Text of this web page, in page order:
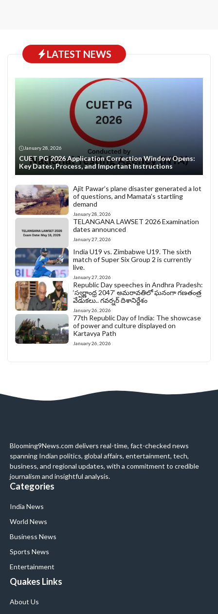
LATEST NEWS
January 28, 2026
CUET PG 2026 Application Correction Window Opens:
Key Dates, Process, and Important Instructions
Ajit Pawar’s plane disaster generated a lot
of questions, and Mamata’s startling
demand
January 28, 2026
TELANGANA LAWSET 2026 Examination
dates announced
January 27, 2026
India U19 vs. Zimbabwe U19. The sixth
match of Super Six Group 2 is currently
live.
January 27, 2026
Republic Day speeches in Andhra Pradesh:
‘స్వర్ణాంధ్ర 2047’ అమరావతిలో ఘనంగా గణతంత్ర
వేడుకలు.. గవర్నర్ దిశానిర్దేశం
January 26, 2026
77th Republic Day of India: The showcase
of power and culture displayed on
Kartavya Path
January 26, 2026
Blooming9News.com delivers real-time, fact-checked news
spanning Indian politics, global affairs, entertainment, tech,
business, and regional updates, with a commitment to credible
journalism and insightful analysis.
Categories
India News
World News
Business News
Sports News
Entertainment
Quakes Links
About Us